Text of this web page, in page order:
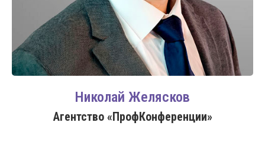
Николай Желясков
Агентство «ПрофКонференции»